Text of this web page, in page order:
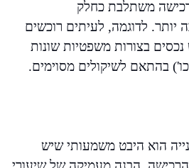
משתלבת כחלק
יותר. לדוגמה, לעיתים רוכשים
בצורות משפטיות שונות
בהתאם לשיקולים מסוימים.
הוא היבט משמעותי שיש